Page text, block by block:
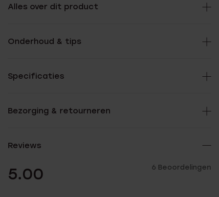
Alles over dit product
Onderhoud & tips
Specificaties
Bezorging & retourneren
Reviews
5.00 6 Beoordelingen